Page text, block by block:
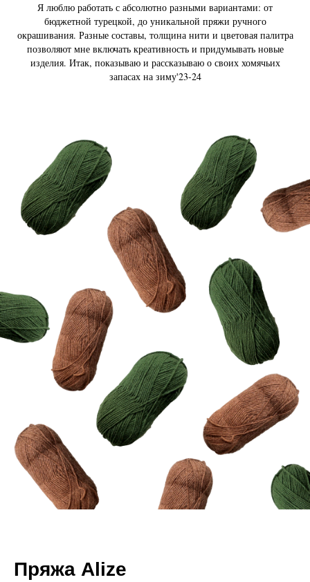
Я люблю работать с абсолютно разными вариантами: от
бюджетной турецкой, до уникальной пряжи ручного
окрашивания. Разные составы, толщина нити и цветовая палитра
позволяют мне включать креативность и придумывать новые
изделия. Итак, показываю и рассказываю о своих хомячьих
запасах на зиму'23-24
Пряжа Alize